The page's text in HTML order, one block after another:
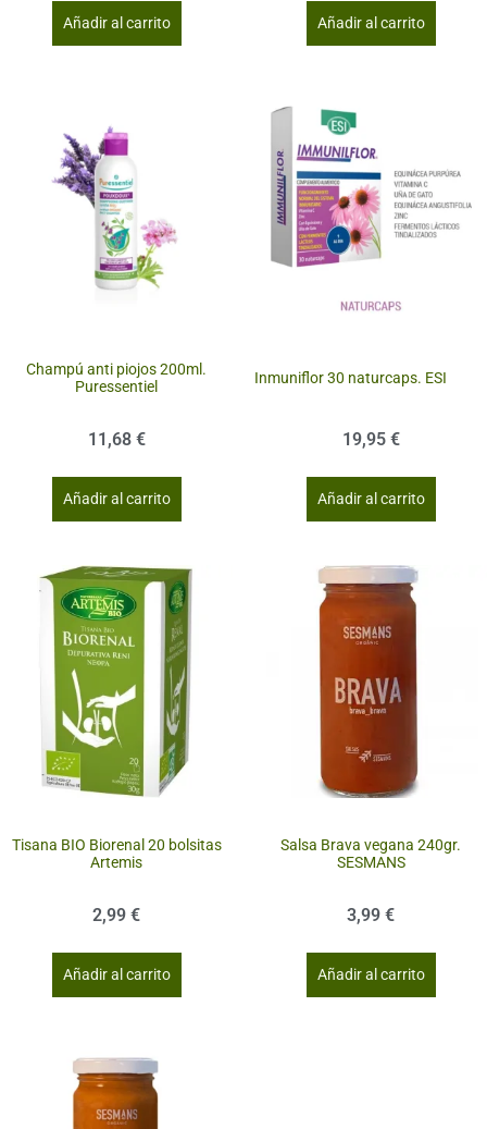
Añadir al carrito Añadir al carrito
Champú anti piojos 200ml.
Puressentiel
11,68 €
Añadir al carrito
Inmuniflor 30 naturcaps. ESI
19,95 €
Añadir al carrito
Tisana BIO Biorenal 20 bolsitas
Artemis
2,99 €
Añadir al carrito
Salsa Brava vegana 240gr.
SESMANS
3,99 €
Añadir al carrito